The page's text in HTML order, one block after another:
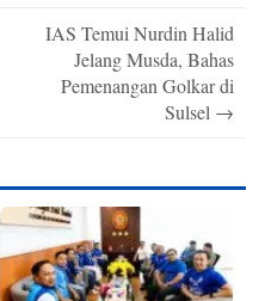
IAS Temui Nurdin Halid
Jelang Musda, Bahas
Pemenangan Golkar di
Sulsel →